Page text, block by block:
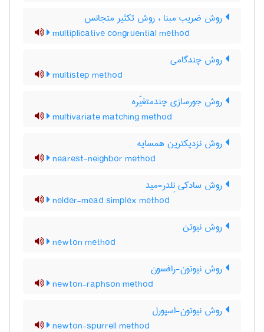
روش ضریب مبنا ، روش تکثیر متجانس
multiplicative congruential method
روش چندگامی
multistep method
روش جورسازی چندمتغیّره
multivariate matching method
روش نزدیکترین همسایه
nearest-neighbor method
روش سادکی نِلدر-مید
nelder-mead simplex method
روش نیوتن
newton method
روش نیوتون-رافسون
newton-raphson method
روش نیوتون-اسپورل
newton-spurrell method